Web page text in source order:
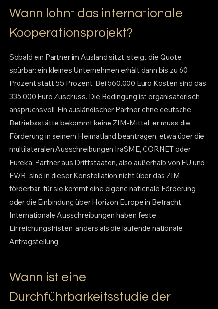
Wann lohnt das internationale
Kooperationsprojekt?
Sobald ein Partner im Ausland sitzt, steigt die Quote
spürbar: ein kleines Unternehmen erhält dann bis zu 60
Prozent statt 55 Prozent. Bei 560.000 Euro Kosten sind das
336.000 Euro Zuschuss. Die Bedingung ist organisatorisch
anspruchsvoll. Ein ausländischer Partner ohne deutsche
Betriebsstätte bekommt keine ZIM-Mittel; er muss die
Förderung in seinem Heimatland beantragen, etwa über die
multilateralen Ausschreibungen IraSME, CORNET oder
Eureka. Partner aus Drittstaaten, also außerhalb von EU und
EWR, sind in dieser Konstellation nicht über das ZIM
förderbar; für sie kommt eine eigene nationale Förderung
oder die Einbindung über Horizon Europe in Betracht.
Internationale Ausschreibungen haben feste
Einreichungsfristen, anders als die laufende nationale
Antragstellung.
Wann ist eine
Durchführbarkeitsstudie der